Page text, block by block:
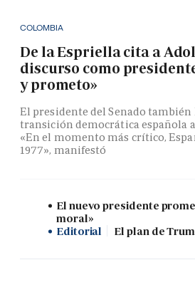
COLOMBIA
De la Espriella cita a
discurso como
y prometo»
El presidente del Senado
transición democrática española
«En el momento más crítico,
1977», manifestó
El nuevo presidente
moral»
Editorial
El plan de